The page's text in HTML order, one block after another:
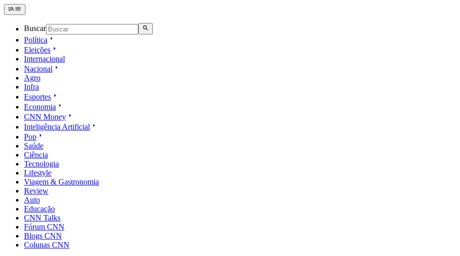
Buscar
Política
Eleições
Internacional
Nacional
Agro
Infra
Esportes
Economia
CNN Money
Inteligência Artificial
Pop
Saúde
Ciência
Tecnologia
Lifestyle
Viagem & Gastronomia
Review
Auto
Educação
CNN Talks
Fórum CNN
Blogs CNN
Colunas CNN